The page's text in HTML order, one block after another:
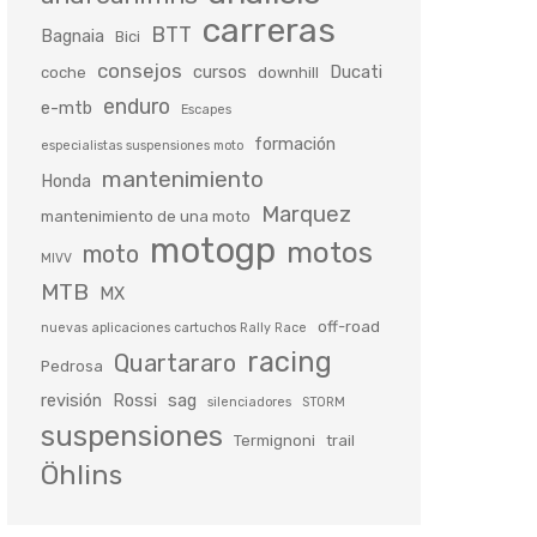
Bagnaia Bici BTT carreras
coche consejos cursos downhill
Ducati
e-mtb
enduro Escapes
especialistas suspensiones moto
formación
Honda
mantenimiento
mantenimiento de una moto Marquez
MIVV moto motogp motos
MTB MX
nuevas aplicaciones cartuchos Rally Race off-road
Pedrosa Quartararo racing
revisión Rossi sag silenciadores STORM
suspensiones Termignoni trail
Öhlins